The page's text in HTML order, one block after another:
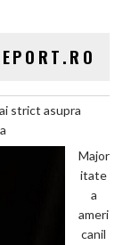
strict asupra
Major
itate
a
ameri
canil